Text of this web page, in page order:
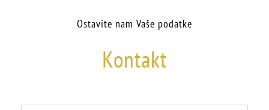
Ostavite nam Vaše podatke
Kontakt